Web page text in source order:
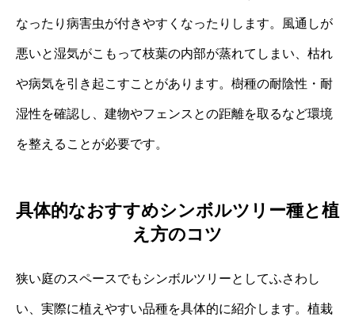
なったり病害虫が付きやすくなったりします。風通しが
悪いと湿気がこもって枝葉の内部が蒸れてしまい、枯れ
や病気を引き起こすことがあります。樹種の耐陰性・耐
湿性を確認し、建物やフェンスとの距離を取るなど環境
を整えることが必要です。
具体的なおすすめシンボルツリー種と植
え方のコツ
狭い庭のスペースでもシンボルツリーとしてふさわし
い、実際に植えやすい品種を具体的に紹介します。植栽